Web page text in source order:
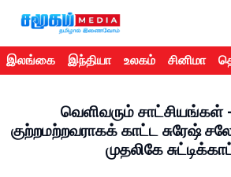
இலங்கை இந்தியா உலகம் சினிமா
வெளிவரும்
குற்றமற்றவராகக் காட்ட சுரேஷ்
முதலிகே